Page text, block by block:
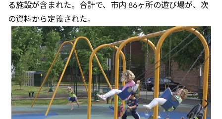
る施設が含まれた。合計で、市内 86ヶ所の遊び場が、次
の資料から定義された。